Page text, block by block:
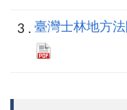
臺灣士林地方